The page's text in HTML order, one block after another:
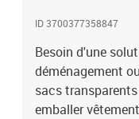
ID 3700377358847
Besoin d'une
déménagement
sacs
emballer